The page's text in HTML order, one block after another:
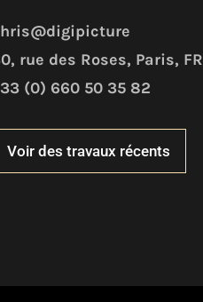
rue des Roses, Paris, FR
(0) 660 50 35 82
Voir des travaux récents